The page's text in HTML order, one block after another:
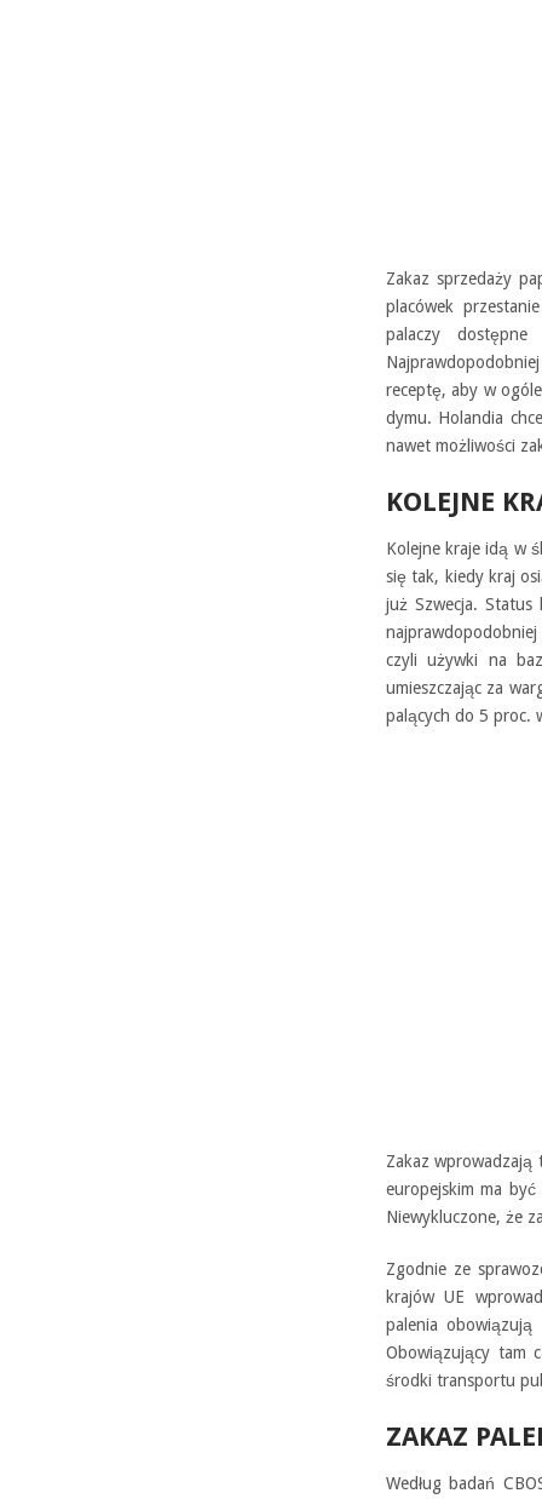
Zakaz sprzedaży
placówek
palaczy
receptę, aby w
dymu. Holandia
nawet możliwości
KOLEJNE
Kolejne kraje idą w
się tak, kiedy kraj
już Szwecja.
czyli używki na
umieszczając za
palących do 5 proc.
Zakaz wprowadzają
europejskim ma
Niewykluczone, że
Zgodnie ze
krajów UE
palenia
Obowiązujący tam
środki transportu
ZAKAZ
Według badań